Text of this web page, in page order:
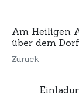
Am Heiligen
über dem Dorf
Zurück